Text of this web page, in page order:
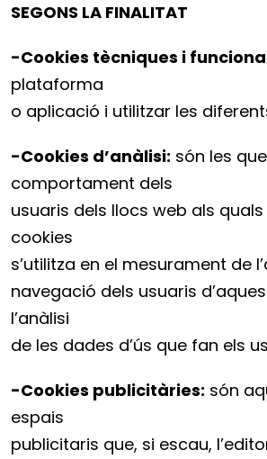
SEGONS LA FINALITAT
-Cookies tècniques i
plataforma
o aplicació i utilitzar les
-Cookies d’anàlisi: són les
comportament dels
usuaris dels llocs web als
cookies
s’utilitza en el mesurament
navegació dels usuaris
l’anàlisi
de les dades d’ús que fan els
-Cookies publicitàries: són
espais
publicitaris que, si escau,